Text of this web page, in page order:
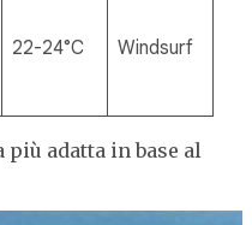
22-24°C Windsurf
più adatta in base al